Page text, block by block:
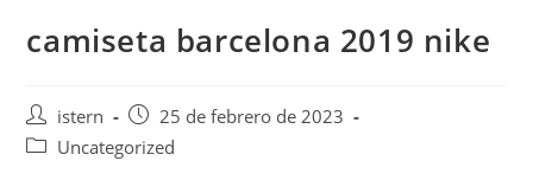
camiseta barcelona 2019 nike
Autor
de
istern
Publicación
de
25 de febrero de 2023
Categoría
Uncategorized